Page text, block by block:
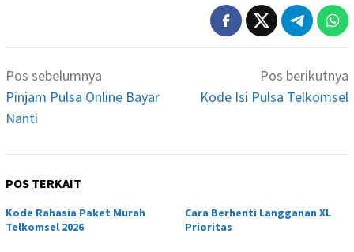
Navigasi
pos
Pos sebelumnya
Pinjam Pulsa Online Bayar
Nanti
Pos berikutnya
Kode Isi Pulsa Telkomsel
POS TERKAIT
Kode Rahasia Paket Murah
Telkomsel 2026
Cara Berhenti Langganan XL
Prioritas